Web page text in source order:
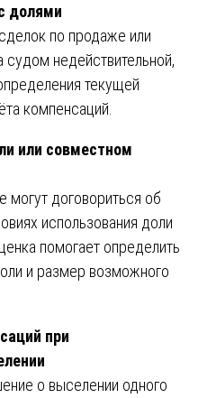
долями
по продаже или
недействительной,
текущей
компенсаций.
или совместном
могут договориться об
использования доли
помогает определить
и размер возможного
при
о выселении одного